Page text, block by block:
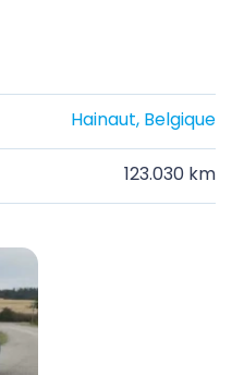
Hainaut, Belgique
123.030 km